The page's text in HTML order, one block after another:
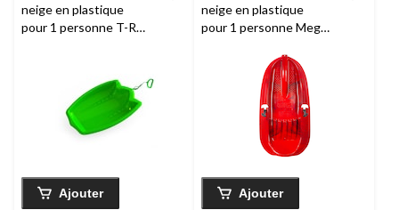
neige en plastique
pour 1 personne T-Rex
Ajouter
neige en plastique
pour 1 personne Mega
corde de remorquage
Ajouter